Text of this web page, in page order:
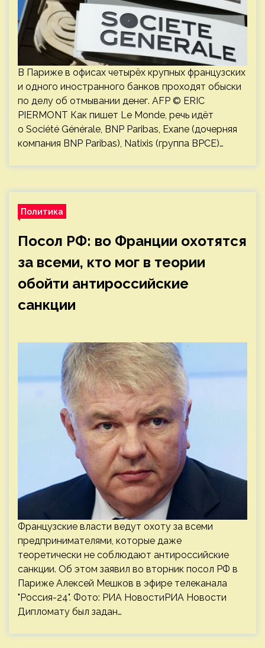
В Париже в офисах четырёх крупных французских
и одного иностранного банков проходят обыски
по делу об отмывании денег. AFP © ERIC
PIERMONT Как пишет Le Monde, речь идёт
о Société Générale, BNP Paribas, Exane (дочерняя
компания BNP Paribas), Natixis (группа BPCE)…
Политика
Посол РФ: во Франции охотятся
за всеми, кто мог в теории
обойти антироссийские
санкции
Французские власти ведут охоту за всеми
предпринимателями, которые даже
теоретически не соблюдают антироссийские
санкции. Об этом заявил во вторник посол РФ в
Париже Алексей Мешков в эфире телеканала
"Россия-24". Фото: РИА НовостиРИА Новости
Дипломату был задан…